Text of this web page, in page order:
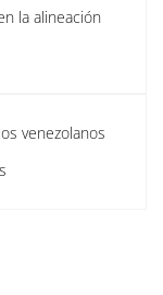
la alineación
venezolanos